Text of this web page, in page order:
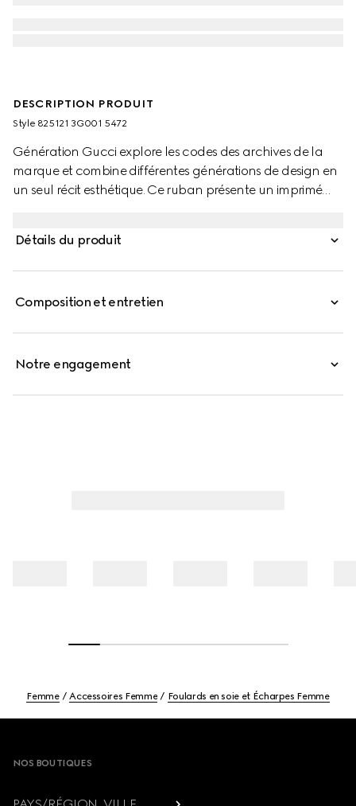
DESCRIPTION PRODUIT
Style ‎825121 3G001 5472
Génération Gucci explore les codes des archives de la
marque et combine différentes générations de design en
un seul récit esthétique. Ce ruban présente un imprimé
Détails du produit
Composition et entretien
Notre engagement
Femme Accessoires Femme Foulards en soie et Écharpes Femme
NOS BOUTIQUES